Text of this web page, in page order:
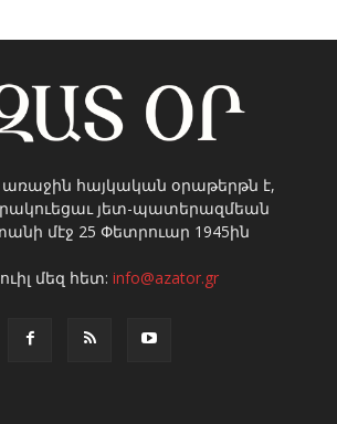
հայկական օրաթերթն է,
յետ-պատերազմեան
մէջ 25 Փետրուար 1945ին
մեզ հետ:info@azator.gr